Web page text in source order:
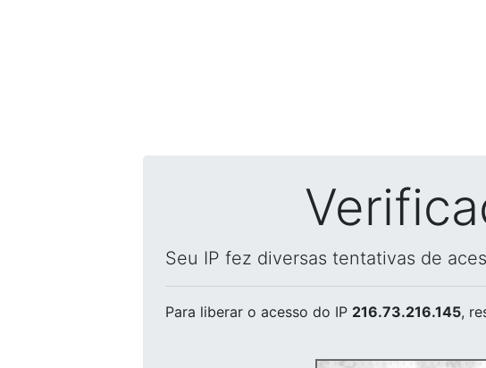
Seu IP fez diversas tentativas de
Para liberar o acesso do IP 216.73.216.145,